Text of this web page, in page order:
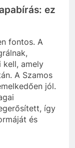
ez
fontos. A
kell, amely
A Szamos
jól.
így
és